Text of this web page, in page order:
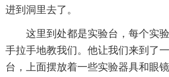
进到洞里去了。
这里到处都是实验台，每个实
手拉手地教我们。他让我们来到了
台，上面摆放着一些实验器具和眼